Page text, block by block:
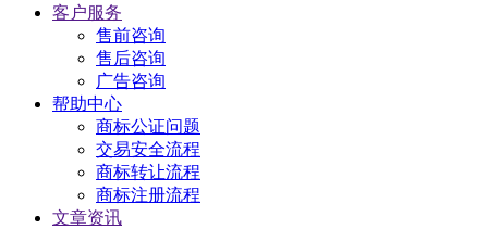
客户服务
售前咨询
售后咨询
广告咨询
帮助中心
商标公证问题
交易安全流程
商标转让流程
商标注册流程
文章资讯